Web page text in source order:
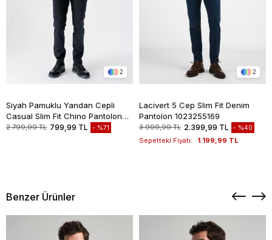
2
Siyah Pamuklu Yandan Cepli
Casual Slim Fit Chino Pantolon
1003235117
2.799,99 TL 799,99 TL %71
2
Lacivert 5 Cep Slim Fit Denim
Pantolon 1023255169
3.999,99 TL 2.399,99 TL %40
Sepetteki Fiyatı: 1.199,99 TL
Benzer Ürünler